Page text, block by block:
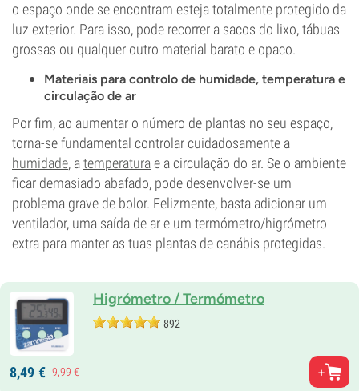
o espaço onde se encontram esteja totalmente protegido da
luz exterior. Para isso, pode recorrer a sacos do lixo, tábuas
grossas ou qualquer outro material barato e opaco.
Materiais para controlo de humidade, temperatura e
circulação de ar
Por fim, ao aumentar o número de plantas no seu espaço,
torna-se fundamental controlar cuidadosamente a
humidade, atemperaturae a circulação do ar. Se o ambiente
ficar demasiado abafado, pode desenvolver-se um
problema grave de bolor. Felizmente, basta adicionar um
ventilador, uma saída de ar e um termómetro/higrómetro
extra para manter as tuas plantas de canábis protegidas.
Higrómetro / Termómetro
892
8,49 € 9,99€